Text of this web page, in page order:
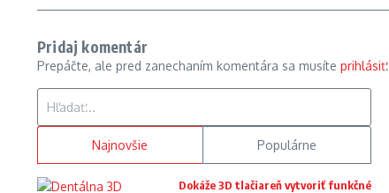
Pridaj komentár
Prepáčte, ale pred zanechaním komentára sa musíte prihlásiť.
Najnovšie Populárne
Dokáže 3D tlačiareň vytvoriť funkčné